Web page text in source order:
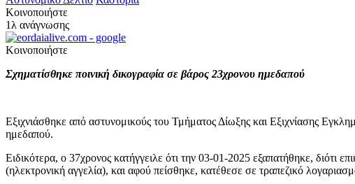
Κοινοποιήστε
1λ ανάγνωσης
Κοινοποιήστε
Σχηματίσθηκε ποινική δικογραφία σε βάρος 23χρονου ημεδαπού
Εξιχνιάσθηκε από αστυνομικούς του Τμήματος Δίωξης και Εξιχνίασης
ημεδαπού.
Ειδικότερα, o 37χρονoς κατήγγειλε ότι την 03-01-2025 εξαπατήθηκε,
(ηλεκτρονική αγγελία), και αφού πείσθηκε, κατέθεσε σε τραπεζικό